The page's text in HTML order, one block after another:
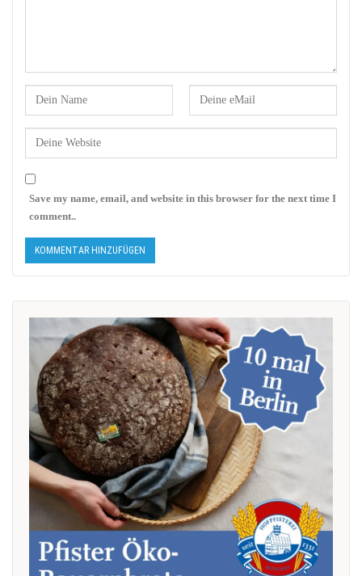
Save my name, email, and website in this browser for the next time I
comment..